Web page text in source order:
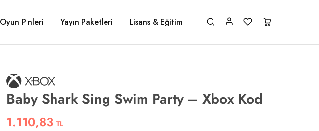
Oyun Pinleri Yayın Paketleri Lisans & Eğitim
Baby Shark Sing Swim Party – Xbox Kod
1.110,83 TL